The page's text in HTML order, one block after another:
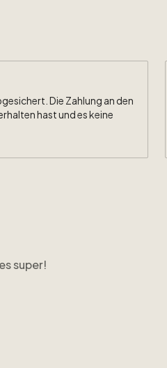
Die Zahlung an den
hast und es keine
super!